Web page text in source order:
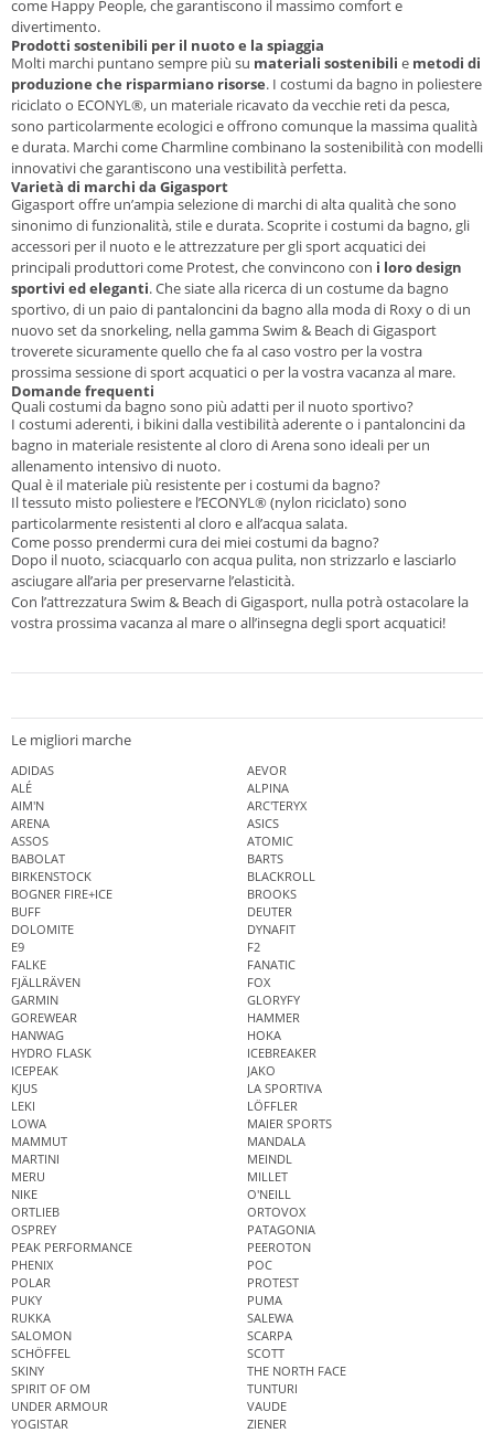
come Happy People, che garantiscono il massimo comfort e
divertimento.
Prodotti sostenibili per il nuoto e la spiaggia
Molti marchi puntano sempre più su materiali sostenibili e metodi di
produzione che risparmiano risorse. I costumi da bagno in poliestere
riciclato o ECONYL®, un materiale ricavato da vecchie reti da pesca,
sono particolarmente ecologici e offrono comunque la massima qualità
e durata. Marchi come Charmline combinano la sostenibilità con modelli
innovativi che garantiscono una vestibilità perfetta.
Varietà di marchi da Gigasport
Gigasport offre un’ampia selezione di marchi di alta qualità che sono
sinonimo di funzionalità, stile e durata. Scoprite i costumi da bagno, gli
accessori per il nuoto e le attrezzature per gli sport acquatici dei
principali produttori come Protest, che convincono con i loro design
sportivi ed eleganti. Che siate alla ricerca di un costume da bagno
sportivo, di un paio di pantaloncini da bagno alla moda di Roxy o di un
nuovo set da snorkeling, nella gamma Swim & Beach di Gigasport
troverete sicuramente quello che fa al caso vostro per la vostra
prossima sessione di sport acquatici o per la vostra vacanza al mare.
Domande frequenti
Quali costumi da bagno sono più adatti per il nuoto sportivo?
I costumi aderenti, i bikini dalla vestibilità aderente o i pantaloncini da
bagno in materiale resistente al cloro di Arena sono ideali per un
allenamento intensivo di nuoto.
Qual è il materiale più resistente per i costumi da bagno?
Il tessuto misto poliestere e l’ECONYL® (nylon riciclato) sono
particolarmente resistenti al cloro e all’acqua salata.
Come posso prendermi cura dei miei costumi da bagno?
Dopo il nuoto, sciacquarlo con acqua pulita, non strizzarlo e lasciarlo
asciugare all’aria per preservarne l’elasticità.
Con l’attrezzatura Swim & Beach di Gigasport, nulla potrà ostacolare la
vostra prossima vacanza al mare o all’insegna degli sport acquatici!
Le migliori marche
ADIDAS
AEVOR
ALÉ
ALPINA
AIM'N
ARC'TERYX
ARENA
ASICS
ASSOS
ATOMIC
BABOLAT
BARTS
BIRKENSTOCK
BLACKROLL
BOGNER FIRE+ICE
BROOKS
BUFF
DEUTER
DOLOMITE
DYNAFIT
E9
F2
FALKE
FANATIC
FJÄLLRÄVEN
FOX
GARMIN
GLORYFY
GOREWEAR
HAMMER
HANWAG
HOKA
HYDRO FLASK
ICEBREAKER
ICEPEAK
JAKO
KJUS
LA SPORTIVA
LEKI
LÖFFLER
LOWA
MAIER SPORTS
MAMMUT
MANDALA
MARTINI
MEINDL
MERU
MILLET
NIKE
O'NEILL
ORTLIEB
ORTOVOX
OSPREY
PATAGONIA
PEAK PERFORMANCE
PEEROTON
PHENIX
POC
POLAR
PROTEST
PUKY
PUMA
RUKKA
SALEWA
SALOMON
SCARPA
SCHÖFFEL
SCOTT
SKINY
THE NORTH FACE
SPIRIT OF OM
TUNTURI
UNDER ARMOUR
VAUDE
YOGISTAR
ZIENER